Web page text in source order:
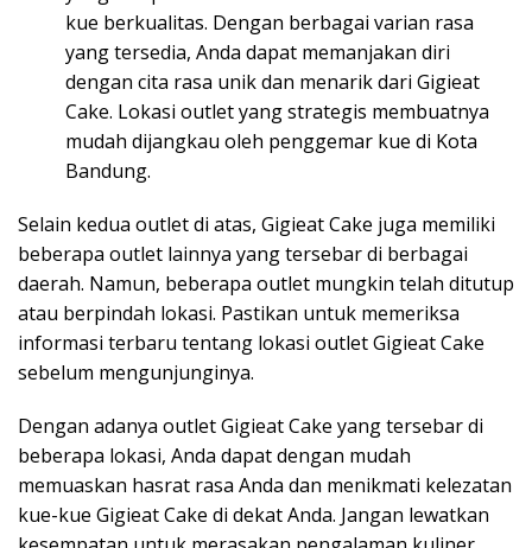
kue berkualitas. Dengan berbagai varian rasa
yang tersedia, Anda dapat memanjakan diri
dengan cita rasa unik dan menarik dari Gigieat
Cake. Lokasi outlet yang strategis membuatnya
mudah dijangkau oleh penggemar kue di Kota
Bandung.
Selain kedua outlet di atas, Gigieat Cake juga memiliki
beberapa outlet lainnya yang tersebar di berbagai
daerah. Namun, beberapa outlet mungkin telah ditutup
atau berpindah lokasi. Pastikan untuk memeriksa
informasi terbaru tentang lokasi outlet Gigieat Cake
sebelum mengunjunginya.
Dengan adanya outlet Gigieat Cake yang tersebar di
beberapa lokasi, Anda dapat dengan mudah
memuaskan hasrat rasa Anda dan menikmati kelezatan
kue-kue Gigieat Cake di dekat Anda. Jangan lewatkan